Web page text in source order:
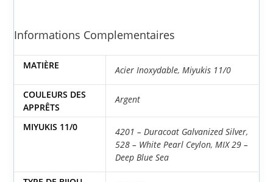
Informations Complementaires
MATIÈRE Acier Inoxydable, Miyukis 11/0
COULEURS DES
APPRÊTS
Argent
MIYUKIS 11/0 4201 – Duracoat Galvanized Silver,
528 – White Pearl Ceylon, MIX 29 –
Deep Blue Sea